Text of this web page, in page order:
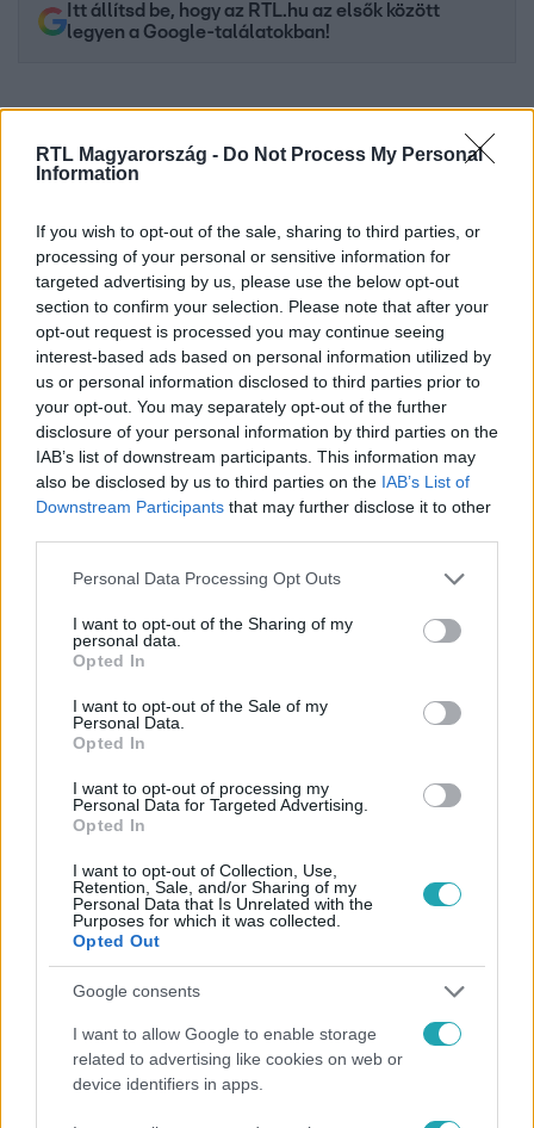
RTL Magyarország - Do Not Process My Personal
Information
If you wish to opt-out of the sale, sharing to third parties, or
processing of your personal or sensitive information for
targeted advertising by us, please use the below opt-out
section to confirm your selection. Please note that after your
opt-out request is processed you may continue seeing
interest-based ads based on personal information utilized by
us or personal information disclosed to third parties prior to
your opt-out. You may separately opt-out of the further
disclosure of your personal information by third parties on the
IAB’s list of downstream participants. This information may
also be disclosed by us to third parties on the IAB’s List of
Downstream Participants that may further disclose it to other
Please note that this website/app uses one or more Google
not limited to your visit or usage behaviour. You may click to
grant or deny consent to Google and its third-party tags to
use your data for below specified purposes in below Google
consent section.
Personal Data Processing Opt Outs
I want to opt-out of the Sharing of my
personal data.
Opted In
I want to opt-out of the Sale of my
Personal Data.
Opted In
I want to opt-out of processing my
Personal Data for Targeted Advertising.
Opted In
I want to opt-out of Collection, Use,
Retention, Sale, and/or Sharing of my
Personal Data that Is Unrelated with the
Purposes for which it was collected.
Opted Out
Google consents
I want to allow Google to enable storage
related to advertising like cookies on web or
device identifiers in apps.
Itt állítsd be, hogy az RTL.hu az elsők között
legyen a Google-találatokban!
Kövess minket, és értesülj a friss hírekről a
Facebookon is!
Követem
Népszerű
Horoszkóp
Ennek a 3 csillagjegynek sorsfordító találkozást
hozhat az augusztus